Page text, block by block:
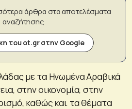
άρθρα στα αποτελέσματα
αναζήτησης
του ot.gr στην Google
με τα Ηνωμένα Αραβικά
στην οικονομία, στην
καθώς και τα θέματα